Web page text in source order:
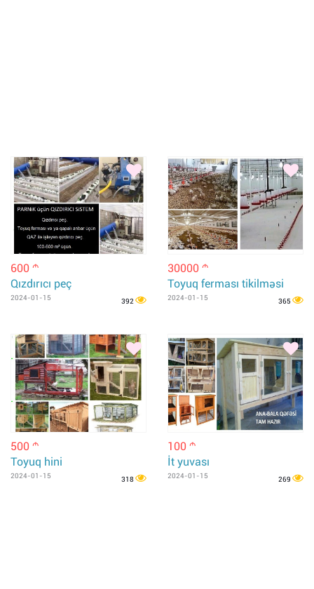
600 m
Qızdırıcı peç
2024-01-15 392
30000 m
Toyuq ferması tikilməsi
2024-01-15 365
500 m
Toyuq hini
2024-01-15 318
100 m
İt yuvası
2024-01-15 269